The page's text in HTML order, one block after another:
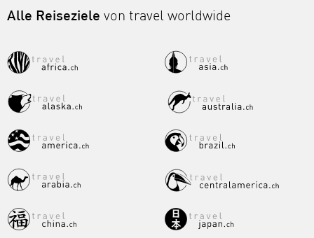
Alle Reiseziele von travel worldwide